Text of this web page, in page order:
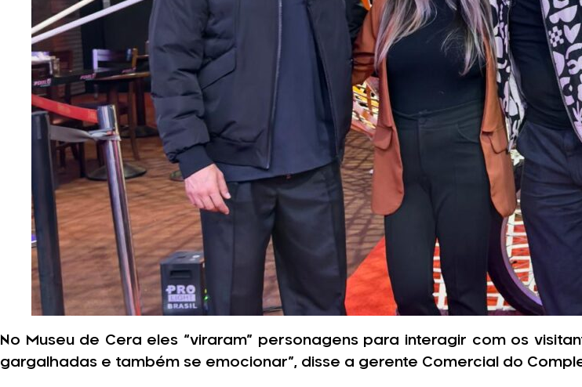
No Museu de Cera eles “viraram” personagens para interagir com os
gargalhadas e também se emocionar”, disse a gerente Comercial do